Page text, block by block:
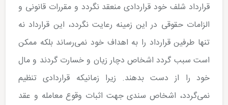
قرارداد شلف خود قراردادی منعقد نگردد و مقررات قانونی و
الزامات حقوقی در این زمینه رعایت نگردد، این قرارداد نه
تنها طرفین قرارداد را به اهداف خود نمی‌رساند بلکه ممکن
است سبب گردد اشخاص دچار زیان و خسارت گردند و مال
خود را از دست بدهند. زیرا زمانیکه قراردادی تنظیم
نمی‌گردد، اشخاص سندی جهت اثبات وقوع معامله و عقد